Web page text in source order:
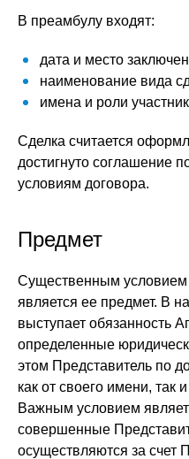
В преамбулу входят:
дата и место
наименование вида
имена и роли
Сделка считается
достигнуто соглашение
условиям договора.
Предмет
Существенным условием
является ее предмет. В
выступает обязанность
определенные
этом Представитель по
как от своего имени, так
Важным условием
совершенные
осуществляются за счет